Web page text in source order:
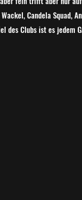
Candela Squad,
des Clubs ist es jedem